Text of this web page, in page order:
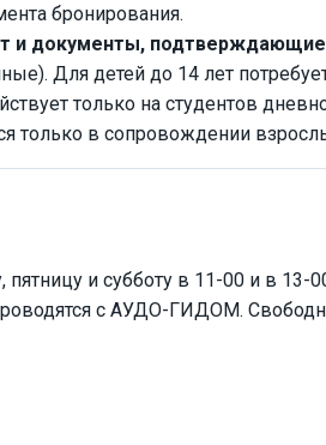
бронирования.
и документы, подтверждающие
Для детей до 14 лет
только на студентов
только в сопровождении
пятницу и субботу в 11-00 и в 13-
с АУДО-ГИДОМ.